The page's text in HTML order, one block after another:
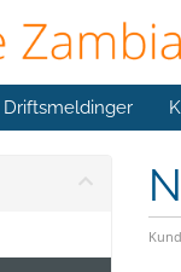
Driftsmeldinger